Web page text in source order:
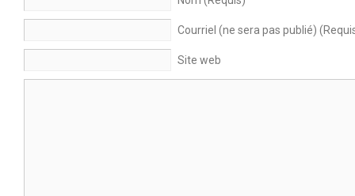
Courriel (ne sera pas publié)
Site web